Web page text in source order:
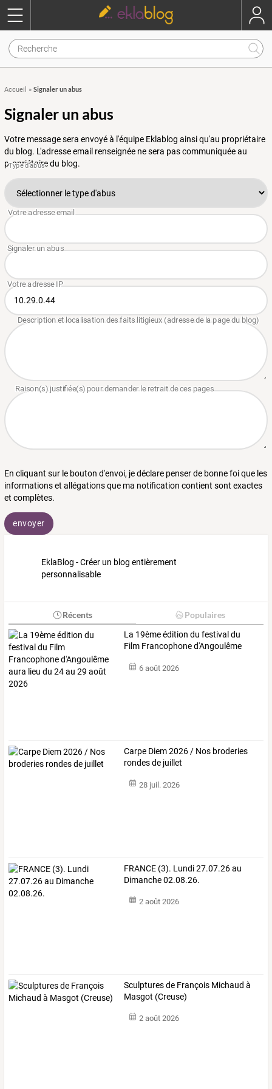
Accueil » Signaler un abus
Signaler un abus
Votre message sera envoyé à l'équipe Eklablog ainsi qu'au propriétaire
du blog. L'adresse email renseignée ne sera pas communiquée au
propriétaire du blog.
En cliquant sur le bouton d'envoi, je déclare penser de bonne foi que les
informations et allégations que ma notification contient sont exactes
et complètes.
envoyer
EklaBlog - Créer un blog entièrement
personnalisable
Récents Populaires
La 19èmeédition du festival du
Film Francophoned'Angoulême
6 août 2026
Carpe Diem 2026 / Nos broderies
rondes de juillet
28 juil. 2026
FRANCE (3). Lundi 27.07.26 au
Dimanche 02.08.26.
2 août 2026
Sculptures de François Michaud à
Masgot (Creuse)
2 août 2026